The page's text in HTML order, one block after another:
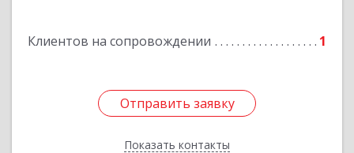
Клиентов на сопровождении 1
Отправить заявку
Показать контакты
Отправить заявку
Назад